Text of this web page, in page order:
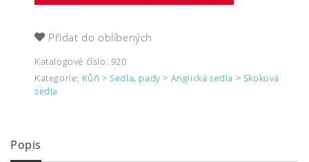
Přidat do oblíbených
Katalogové číslo: 920
Kategorie: Kůň > Sedla, pady > Anglická sedla > Skoková
sedla
Popis